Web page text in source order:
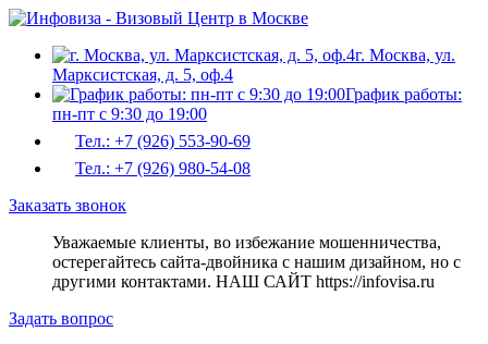
г. Москва, ул.
Марксистская, д. 5, оф.4
График работы:
пн-пт с 9:30 до 19:00
Тел.: +7 (926) 553-90-69
Тел.: +7 (926) 980-54-08
Заказать звонок
Уважаемые клиенты, во избежание мошенничества,
остерегайтесь сайта-двойника c нашим дизайном, но с
другими контактами. НАШ САЙТ https://infovisa.ru
Задать вопрос